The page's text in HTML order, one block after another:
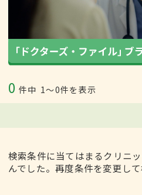
0 件中 1〜0件を表示
検索条件に当てはまるクリニ
んでした。再度条件を変更して